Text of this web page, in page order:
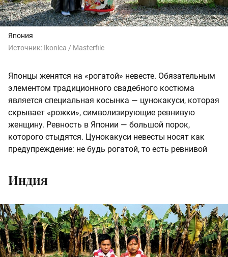
Япония
Источник: Ikonica / Masterfile
Японцы женятся на «рогатой» невесте. Обязательным
элементом традиционного свадебного костюма
является специальная косынка — цунокакуси, которая
скрывает «рожки», символизирующие ревнивую
женщину. Ревность в Японии — большой порок,
которого стыдятся. Цунокакуси невесты носят как
предупреждение: не будь рогатой, то есть ревнивой
Индия